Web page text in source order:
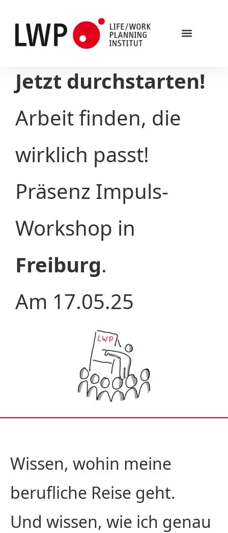
Jetzt durchstarten!
Arbeit finden, die
wirklich passt!
Präsenz Impuls-
Workshop in
Freiburg.
Am 17.05.25
Wissen, wohin meine
berufliche Reise geht.
Und wissen, wie ich genau